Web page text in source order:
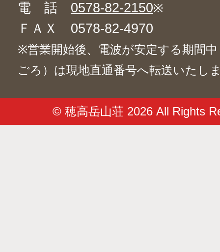
電 話 0578-82-2150※
ＦＡＸ 0578-82-4970
※営業開始後、電波が安定する期間中
ごろ）は現地直通番号へ転送いたし
© 穂高岳山荘 2026 All Rights